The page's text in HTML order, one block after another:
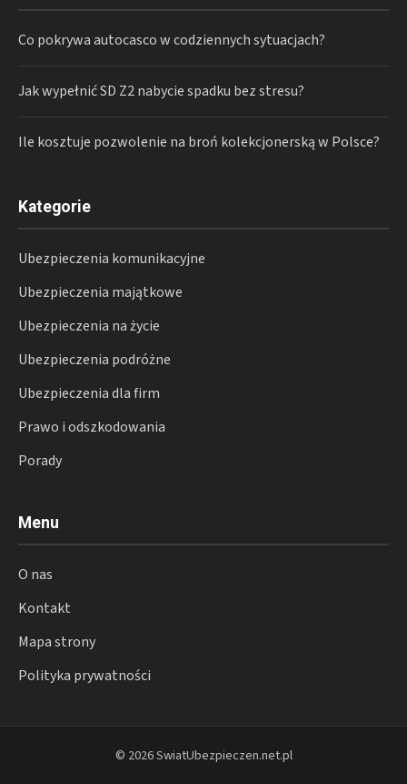
Co pokrywa autocasco w codziennych sytuacjach?
Jak wypełnić SD Z2 nabycie spadku bez stresu?
Ile kosztuje pozwolenie na broń kolekcjonerską w Polsce?
Kategorie
Ubezpieczenia komunikacyjne
Ubezpieczenia majątkowe
Ubezpieczenia na życie
Ubezpieczenia podróżne
Ubezpieczenia dla firm
Prawo i odszkodowania
Porady
Menu
O nas
Kontakt
Mapa strony
Polityka prywatności
© 2026 SwiatUbezpieczen.net.pl